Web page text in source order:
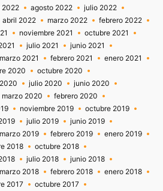
2022 agosto 2022
julio 2022
abril 2022 marzo 2022
febrero 2022
noviembre 2021
octubre 2021
julio 2021
junio 2021
marzo 2021 febrero 2021
enero 2021
2020
octubre 2020
julio 2020
junio 2020
marzo 2020
febrero 2020
noviembre 2019
octubre 2019
julio 2019
junio 2019
marzo 2019 febrero 2019
enero 2019
2018
octubre 2018
julio 2018
junio 2018
marzo 2018 febrero 2018
enero 2018
2017
octubre 2017